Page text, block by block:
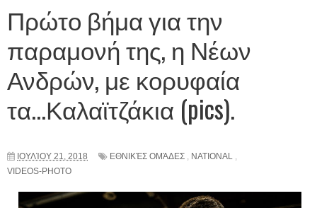
Πρώτο βήμα για την
παραμονή της, η Νέων
Ανδρών, με κορυφαία
τα...Καλαϊτζάκια (pics).
ΙΟΥΛΊΟΥ 21, 2018 ΕΘΝΙΚΈΣ ΟΜΆΔΕΣ , NATIONAL ,
VIDEOS-PHOTO